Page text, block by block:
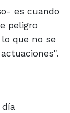
es cuando
peligro
que no se
día